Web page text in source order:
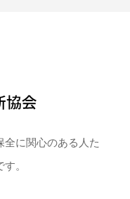
に関心のある人た
。